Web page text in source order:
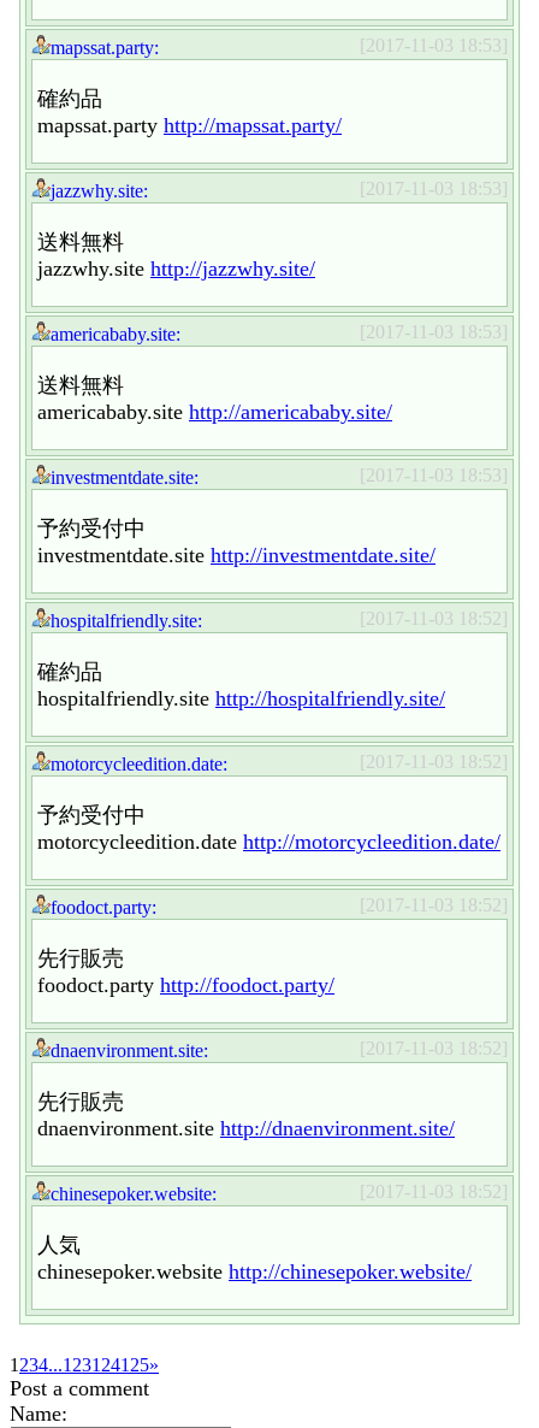
[2017-11-03 18:53]
mapssat.party:
確約品
mapssat.party http://mapssat.party/
[2017-11-03 18:53]
jazzwhy.site:
送料無料
jazzwhy.site http://jazzwhy.site/
[2017-11-03 18:53]
americababy.site:
送料無料
americababy.site http://americababy.site/
[2017-11-03 18:53]
investmentdate.site:
予約受付中
investmentdate.site http://investmentdate.site/
[2017-11-03 18:52]
hospitalfriendly.site:
確約品
hospitalfriendly.site http://hospitalfriendly.site/
[2017-11-03 18:52]
motorcycleedition.date:
予約受付中
motorcycleedition.date http://motorcycleedition.date/
[2017-11-03 18:52]
foodoct.party:
先行販売
foodoct.party http://foodoct.party/
[2017-11-03 18:52]
dnaenvironment.site:
先行販売
dnaenvironment.site http://dnaenvironment.site/
[2017-11-03 18:52]
chinesepoker.website:
人気
chinesepoker.website http://chinesepoker.website/
1 234...123124125»
Post a comment
Name: